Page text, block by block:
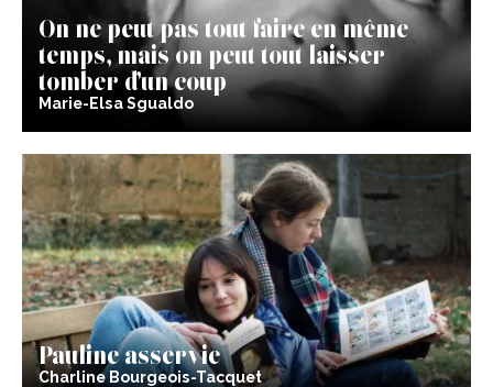
On ne peut pas tout faire en même
temps, mais on peut tout laisser
tomber d’un coup
Marie-Elsa Sgualdo
Pauline asservie
Charline Bourgeois-Tacquet